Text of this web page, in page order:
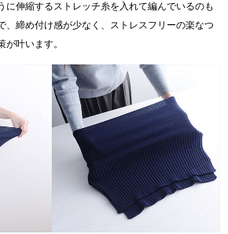
に伸縮するストレッチ糸を入れて編んでいるのも
、締め付け感が少なく、ストレスフリーの楽なつ
叶います。